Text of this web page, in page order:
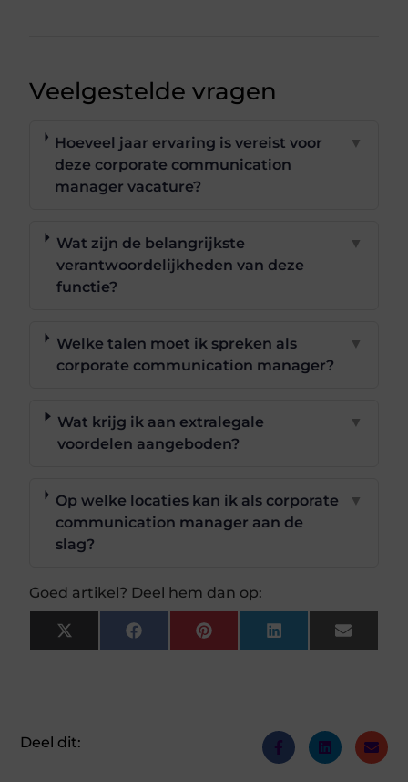
Veelgestelde vragen
Hoeveel jaar ervaring is vereist voor
deze corporate communication
manager vacature?
▼
Wat zijn de belangrijkste
verantwoordelijkheden van deze
functie?
▼
Welke talen moet ik spreken als
corporate communication manager?
▼
Wat krijg ik aan extralegale
voordelen aangeboden?
▼
Op welke locaties kan ik als corporate
communication manager aan de
slag?
▼
Goed artikel? Deel hem dan op:
X
(Twitter)
FacebookPinterestLinkedInEmail
Deel dit: